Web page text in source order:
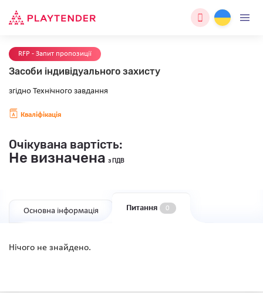
RFP - Запит пропозиції
Засоби індивідуального захисту
згідно Технічного завдання
Кваліфікація
Очікувана вартість:
Не визначена з ПДВ
Основна інформація Питання 0
Нічого не знайдено.